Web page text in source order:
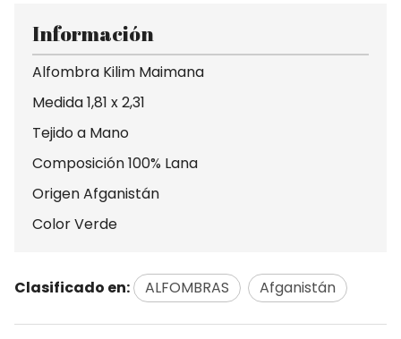
Información
Alfombra Kilim Maimana
Medida 1,81 x 2,31
Tejido a Mano
Composición 100% Lana
Origen Afganistán
Color Verde
Clasificado en: ALFOMBRAS Afganistán